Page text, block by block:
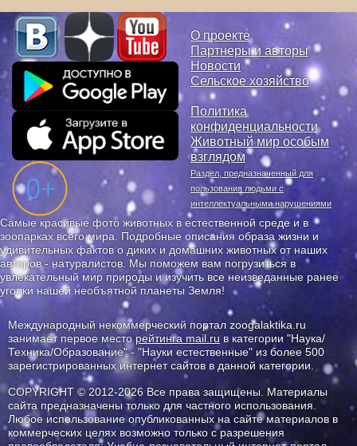
О проекте
Партнеры и авторы
Новости
Сельское хозяйство
Политика
конфиденциальности
Животный мир особым
взглядом
Раздел, предназначенный для
пользования людьми с
интеллектуальными нарушениями
Самые красивые фото животных в естественной среде и в
зоопарках всего мира. Подробные описания образа жизни и
удивительных фактов о диких и домашних животных от наших
авторов - натуралистов. Мы поможем вам погрузиться в
увлекательный мир природы и изучить все неизведанные ранее
уголки нашей необъятной планеты Земля!
Международный некоммерческий портал zoogalaktika.ru
занимает первое месторейтинга mail.ru в категории "Наука/
Техника/Образование" - "Науки естественные" из более 500
зарегистрированных интернет сайтов в данной категории.
COPYRIGHT © 2012-2026 Все права защищены. Материалы
сайта предназначены только для частного использования.
Любое использование опубликованных на сайте материалов в
коммерческих целях возможно только с разрешения